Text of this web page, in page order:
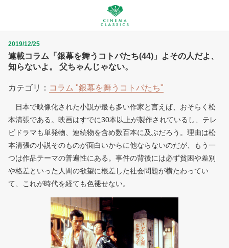
連載コラム「銀幕を舞うコトバたち(44)」よその人だよ、
知らないよ。 父ちゃんじゃない。
2019/12/25
カテゴリ： コラム "銀幕を舞うコトバたち"
日本で映像化された小説が最も多い作家と言えば、おそらく松
本清張である。映画はすでに30本以上が製作されているし、テレ
ビドラマも単発物、連続物を含め数百本に及ぶだろう。理由は松
本清張の小説そのものが面白いからに他ならないのだが、もう一
つは作品テーマの普遍性にある。事件の背後には必ず貧困や差別
や格差といった人間の欲望に根差した社会問題が横たわってい
て、これが時代を経ても色褪せない。